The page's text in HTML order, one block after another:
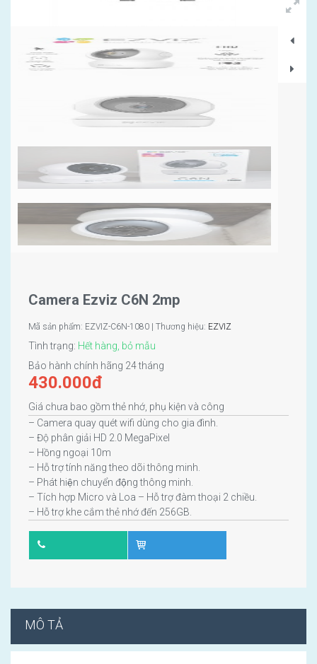
Camera Ezviz C6N 2mp
Mã sản phẩm: EZVIZ-C6N-1080 | Thương hiệu: EZVIZ
Tình trạng: Hết hàng, bỏ mẫu
Bảo hành chính hãng 24 tháng
430.000đ
Giá chưa bao gồm thẻ nhớ, phụ kiện và công
– Camera quay quét wifi dùng cho gia đình.
– Độ phân giải HD 2.0 MegaPixel
– Hồng ngoại 10m
– Hỗ trợ tính năng theo dõi thông minh.
– Phát hiện chuyển động thông minh.
– Tích hợp Micro và Loa – Hỗ trợ đàm thoại 2 chiều.
– Hỗ trợ khe cắm thẻ nhớ đến 256GB.
MÔ TẢ